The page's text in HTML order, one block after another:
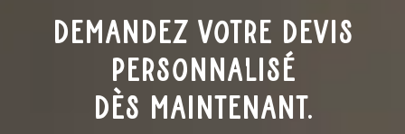
Demandez votre devis
personnalisé
dès maintenant.